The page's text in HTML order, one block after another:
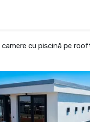
camere cu piscină pe